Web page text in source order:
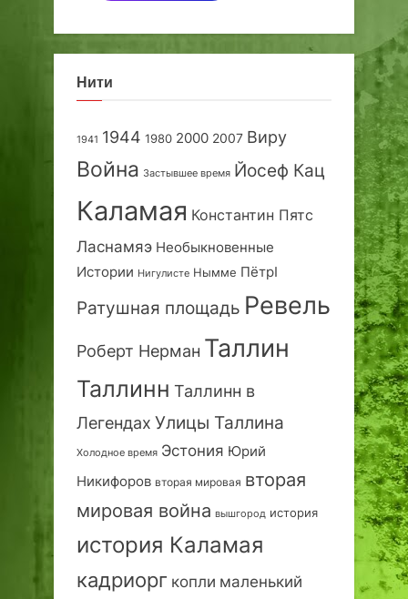
Нити
1941 1944 1980 2000 2007 Виру
Война Застывшее время Йосеф Кац
Каламая Константин Пятс
Ласнамяэ Необыкновенные
Истории Нигулисте Нымме ПётрI
Ратушная площадь Ревель
Роберт Нерман Таллин
Таллинн Таллинн в
Легендах Улицы Таллина
Холодное время Эстония Юрий
Никифоров вторая мировая вторая
мировая война вышгород история
история Каламая
кадриорг копли маленький